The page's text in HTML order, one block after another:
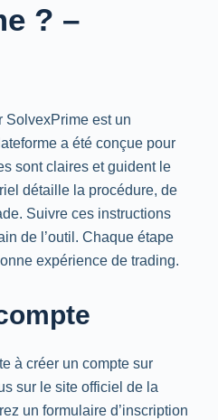
? –
SolvexPrime est un
a été conçue pour
sont claires et guident le
détaille la procédure, de
Suivre ces instructions
de l’outil. Chaque étape
expérience de trading.
à créer un compte sur
sur le site officiel de la
un formulaire d’inscription